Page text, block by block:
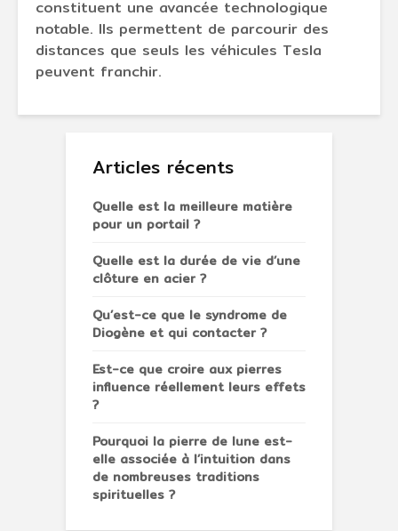
constituent une avancée technologique
notable. Ils permettent de parcourir des
distances que seuls les véhicules Tesla
peuvent franchir.
Articles récents
Quelle est la meilleure matière
pour un portail ?
Quelle est la durée de vie d’une
clôture en acier ?
Qu’est-ce que le syndrome de
Diogène et qui contacter ?
Est-ce que croire aux pierres
influence réellement leurs effets
?
Pourquoi la pierre de lune est-
elle associée à l’intuition dans
de nombreuses traditions
spirituelles ?